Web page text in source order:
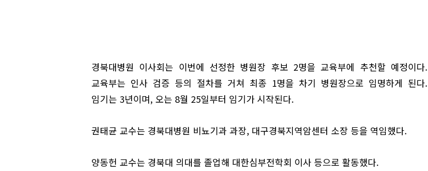
경북대병원 이사회는 이번에 선정한 병원장 후보 2명을 교육부에 추천할 예정이다.
교육부는 인사 검증 등의 절차를 거쳐 최종 1명을 차기 병원장으로 임명하게 된다.
임기는 3년이며, 오는 8월 25일부터 임기가 시작된다.
권태균 교수는 경북대병원 비뇨기과 과장, 대구경북지역암센터 소장 등을 역임했다.
양동헌 교수는 경북대 의대를 졸업해 대한심부전학회 이사 등으로 활동했다.